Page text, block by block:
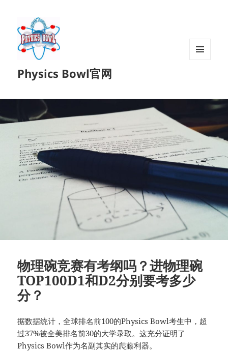
Physics Bowl官网
物理碗竞赛有考纲吗？进物理碗
TOP100D1和D2分别要考多少
分？
据数据统计，全球排名前100的Physics Bowl考生中，超
过37%被全美排名前30的大学录取。这充分证明了
Physics Bowl作为名副其实的爬藤利器。